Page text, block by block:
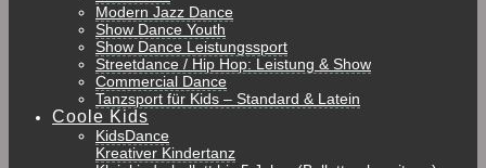
Modern Jazz Dance
Show Dance Youth
Show Dance Leistungssport
Streetdance / Hip Hop: Leistung & Show
Commercial Dance
Tanzsport für Kids – Standard & Latein
Coole Kids
KidsDance
Kreativer Kindertanz